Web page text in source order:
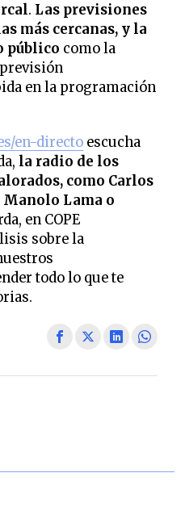
. Las previsiones
más cercanas, y la
público como la
en la programación
en-directo escucha
la radio de los
como Carlos
Manolo Lama o
en COPE
sobre la
todo lo que te